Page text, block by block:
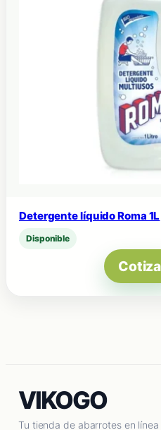
Detergente líquido Roma 1L
Disponible
VIKOGO
Tu tienda de abarrotes en